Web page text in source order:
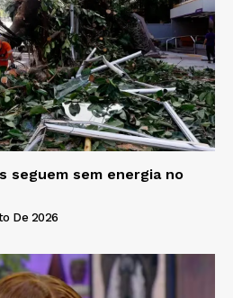
seguem sem energia no
De 2026